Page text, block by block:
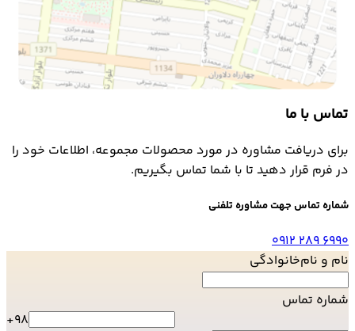
تماس با ما
برای دریافت مشاوره در مورد محصولات مجموعه، اطلاعات خود را
در فرم قرار دهید تا با شما تماس بگیریم.
شماره تماس جهت مشاوره تلفنی
0912 289 6990
نام و نام‌خانوادگی
شماره تماس
+98